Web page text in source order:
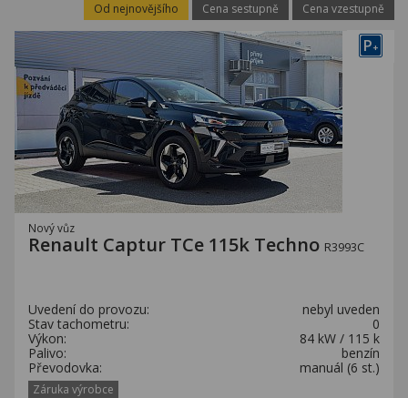
Od nejnovějšího Cena sestupně Cena vzestupně
P+
Nový vůz
Renault Captur TCe 115k Techno R3993C
Uvedení do provozu:
nebyl uveden
Stav tachometru:
0
Výkon:
84 kW / 115 k
Palivo:
benzín
Převodovka:
manuál (6 st.)
Záruka výrobce